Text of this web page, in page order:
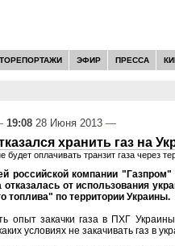
ЭФИР ПРЕССА
19:08 28 Июня 2013 —
хранить газ на
будет оплачивать транзит газа через
российской компании
отказалась от использования
топлива" по территории Украины.
опыт закачки газа в ПХГ
условиях не закачивать газ в